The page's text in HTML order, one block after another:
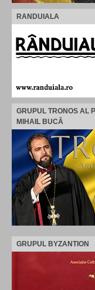
RANDUIALA
GRUPUL TRONOS AL
MIHAIL BUCĂ
GRUPUL BYZANTION